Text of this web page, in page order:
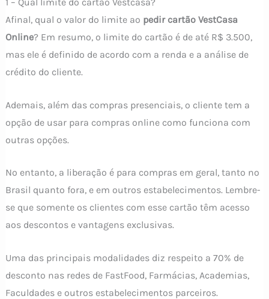
Afinal, qual o valor do limite ao pedir cartão VestCasa
Online? Em resumo, o limite do cartão é de até R$ 3.500,
mas ele é definido de acordo com a renda e a análise de
crédito do cliente.
Ademais, além das compras presenciais, o cliente tem a
opção de usar para compras online como funciona com
outras opções.
No entanto, a liberação é para compras em geral, tanto no
Brasil quanto fora, e em outros estabelecimentos. Lembre-
se que somente os clientes com esse cartão têm acesso
aos descontos e vantagens exclusivas.
Uma das principais modalidades diz respeito a 70% de
desconto nas redes de FastFood, Farmácias, Academias,
Faculdades e outros estabelecimentos parceiros.